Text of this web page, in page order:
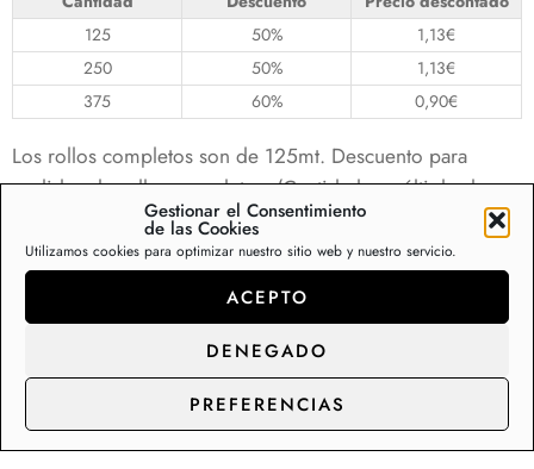
Gestionar el Consentimiento
de las Cookies
Utilizamos cookies para optimizar nuestro sitio web y nuestro servicio.
ACEPTO
DENEGADO
PREFERENCIAS
125
50% 1,13€
250
50% 1,13€
375
60% 0,90€
Los rollos completos son de 125mt. Descuento para
pedidos de rollos completos. (Cantidades múltiplo de
125) Cantidades distintas a rollos completos se aplicará
precio sin descuento ⚠️TIENDAS Y PROFESIONALES:
CONTACTEN CON NOSOTROS PARA TARIFAS
ESPECIALES⚠️
Información adicional